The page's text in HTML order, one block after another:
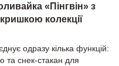
«Пінгвін» з
колекції
одразу кілька функцій:
та снек-стакан для